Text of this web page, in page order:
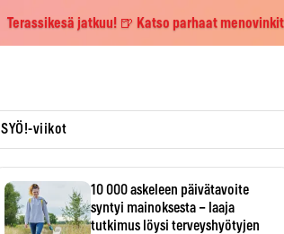
Terassikesä jatkuu! 🍺 Katso parhaat
SYÖ!-viikot
10 000 askeleen päivätavoite
syntyi mainoksesta – laaja
tutkimus löysi terveyshyötyjen